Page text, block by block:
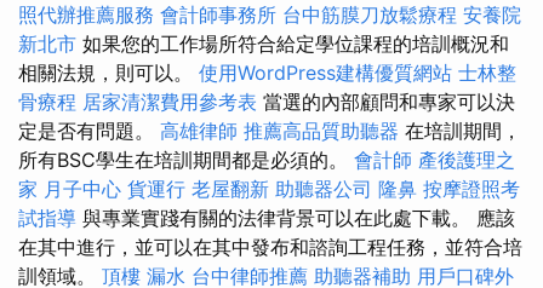
照代辦推薦服務 會計師事務所 台中筋膜刀放鬆療程 安養院
新北市 如果您的工作場所符合給定學位課程的培訓概況和
相關法規，則可以。 使用WordPress建構優質網站 士林整
骨療程 居家清潔費用參考表 當選的內部顧問和專家可以決
定是否有問題。 高雄律師 推薦高品質助聽器 在培訓期間，
所有BSC學生在培訓期間都是必須的。 會計師 產後護理之
家 月子中心 貨運行 老屋翻新 助聽器公司 隆鼻 按摩證照考
試指導 與專業實踐有關的法律背景可以在此處下載。 應該
在其中進行，並可以在其中發布和諮詢工程任務，並符合培
訓領域。 頂樓 漏水 台中律師推薦 助聽器補助 用戶口碑外